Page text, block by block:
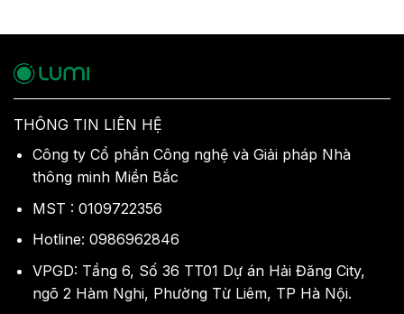
THÔNG TIN LIÊN HỆ
Công ty Cổ phần Công nghệ và Giải pháp Nhà
thông minh Miền Bắc
MST : 0109722356
Hotline: 0986962846
VPGD: Tầng 6, Số 36 TT01 Dự án Hải Đăng City,
ngõ 2 Hàm Nghi, Phường Từ Liêm, TP Hà Nội.